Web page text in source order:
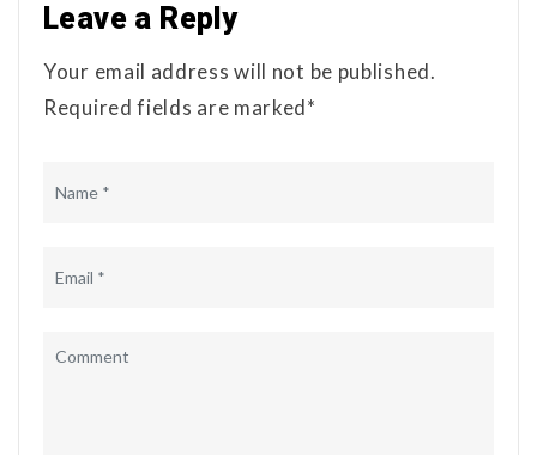
Leave a Reply
Your email address will not be published.
Required fields are marked*